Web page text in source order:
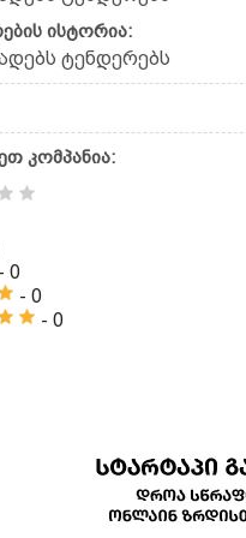
ისტორია:
ტენდერებს
კომპანია:
- 0
- 0
- 0